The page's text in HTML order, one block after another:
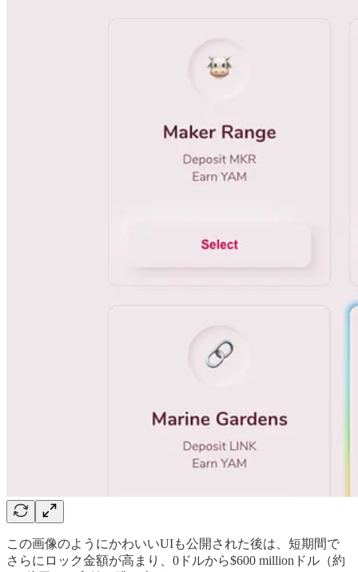
この画像のようにかわいいUIも公開された後は、短期間で
さらにロック金額が高まり、0ドルから$600 millionドル（約